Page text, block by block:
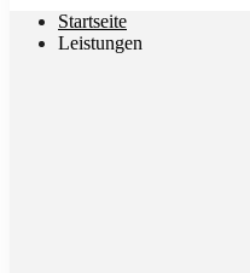
Startseite
Leistungen